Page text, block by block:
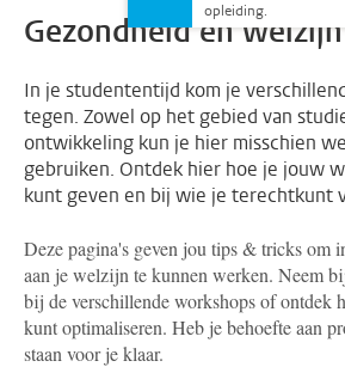
opleiding.
Gezondheid en welzijn
In je studententijd kom je
tegen. Zowel op het gebied van
ontwikkeling kun je hier misschien
gebruiken. Ontdek hier hoe je jouw
kunt geven en bij wie je terechtkunt
Deze pagina's geven jou tips & tricks om
aan je welzijn te kunnen werken. Neem
bij de verschillende workshops of ontdek
kunt optimaliseren. Heb je behoefte aan
staan voor je klaar.